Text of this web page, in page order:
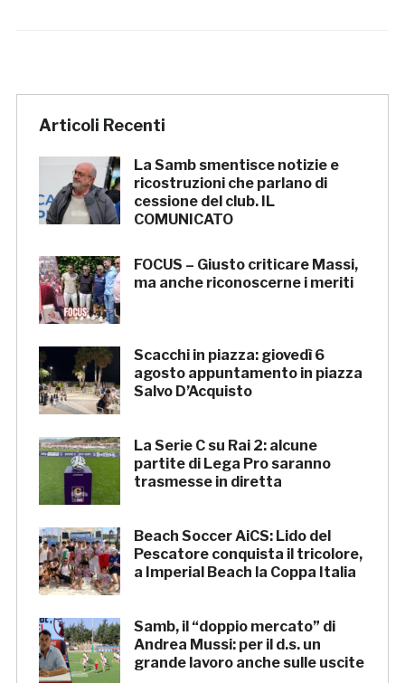
Articoli Recenti
La Samb smentisce notizie e
ricostruzioni che parlano di
cessione del club. IL
COMUNICATO
FOCUS – Giusto criticare Massi,
ma anche riconoscerne i meriti
Scacchi in piazza: giovedì 6
agosto appuntamento in piazza
Salvo D’Acquisto
La Serie C su Rai 2: alcune
partite di Lega Pro saranno
trasmesse in diretta
Beach Soccer AiCS: Lido del
Pescatore conquista il tricolore,
a Imperial Beach la Coppa Italia
Samb, il “doppio mercato” di
Andrea Mussi: per il d.s. un
grande lavoro anche sulle uscite